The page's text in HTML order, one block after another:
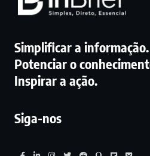
Simplificar a informação.
Potenciar o
Inspirar a ação.
Siga-nos